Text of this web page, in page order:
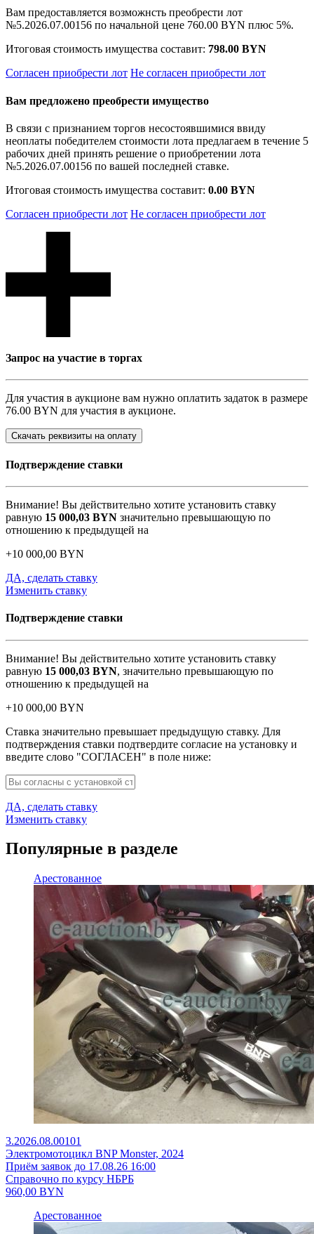
Вам предоставляется возможнсть преобрести лот
№5.2026.07.00156 по начальной цене 760.00 BYN плюс 5%.
Итоговая стоимость имущества составит: 798.00 BYN
Согласен приобрести лот Не согласен приобрести лот
Вам предложено преобрести имущество
В связи с признанием торгов несостоявшимися ввиду
неоплаты победителем стоимости лота предлагаем в течение 5
рабочих дней принять решение о приобретении лота
№5.2026.07.00156 по вашей последней ставке.
Итоговая стоимость имущества составит: 0.00 BYN
Согласен приобрести лот Не согласен приобрести лот
Запрос на участие в торгах
Для участия в аукционе вам нужно оплатить задаток в размере
76.00 BYN для участия в аукционе.
Скачать реквизиты на оплату
Подтверждение ставки
Внимание! Вы действительно хотите установить ставку
равную 15 000,03 BYN значительно превышающую по
отношению к предыдущей на
+10 000,00 BYN
ДА, сделать ставку
Изменить ставку
Подтверждение ставки
Внимание! Вы действительно хотите установить ставку
равную 15 000,03 BYN, значительно превышающую по
отношению к предыдущей на
+10 000,00 BYN
Ставка значительно превышает предыдущую ставку. Для
подтверждения ставки подтвердите согласие на установку и
введите слово "СОГЛАСЕН" в поле ниже:
ДА, сделать ставку
Изменить ставку
Популярные в разделе
Арестованное
3.2026.08.00101
Электромотоцикл BNP Monster, 2024
Приём заявок до 17.08.26 16:00
Справочно по курсу НБРБ
960,00 BYN
Арестованное